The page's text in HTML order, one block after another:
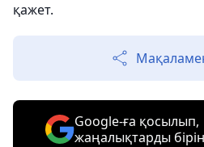
қажет.
Google-ға қосылып,
жаңалықтарды